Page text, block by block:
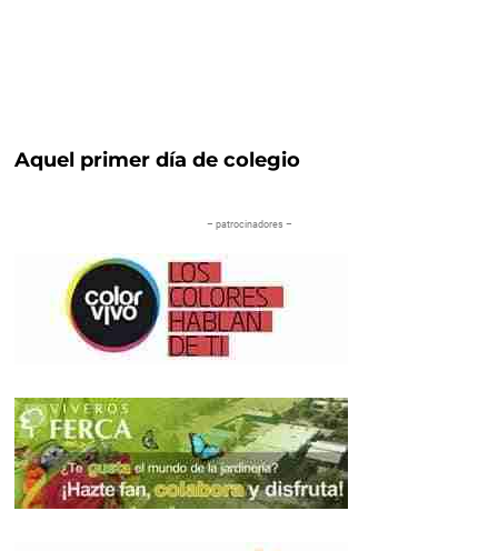
Aquel primer día de colegio
– patrocinadores –